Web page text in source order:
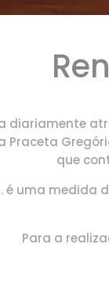
diariamente
que
é uma
Para a